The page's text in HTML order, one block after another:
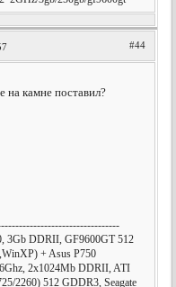
#44
на камне поставил?
3Gb DDRII, GF9600GT 512
+ Asus P750
2х1024Mb DDRII, ATI
2260) 512 GDDR3, Seagate